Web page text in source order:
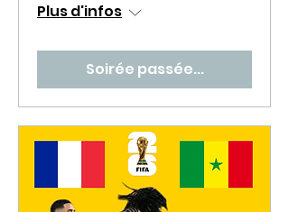
Plus d'infos
Soirée passée...